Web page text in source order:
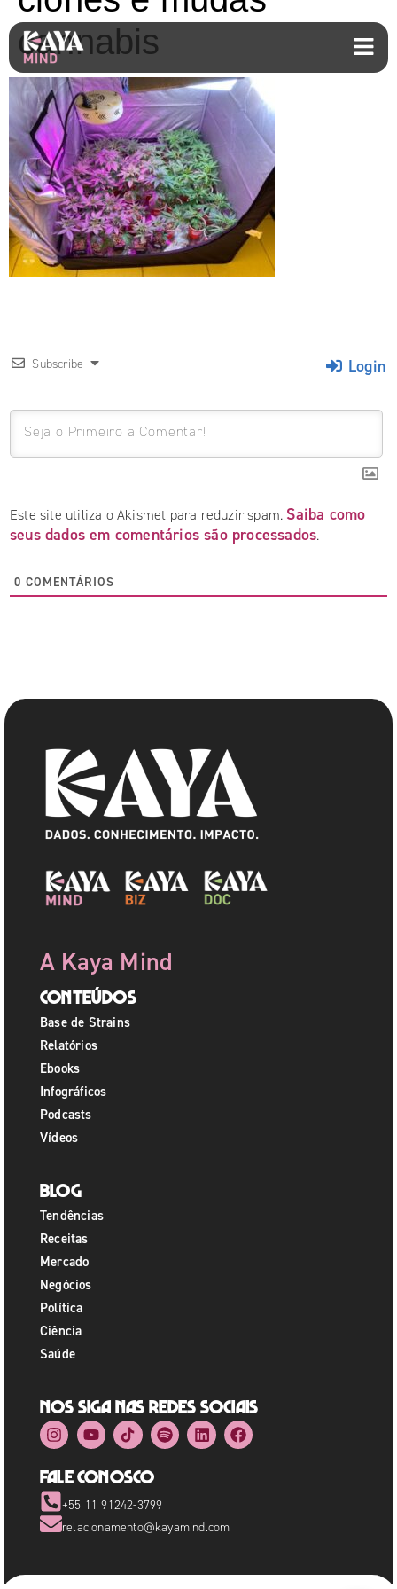
cannabis
Subscribe Login
Este site utiliza o Akismet para reduzir spam. Saiba como
seus dados em comentários são processados.
0 COMENTÁRIOS
A Kaya Mind
Conteúdos
Base de Strains
Relatórios
Ebooks
Infográficos
Podcasts
Vídeos
Blog
Tendências
Receitas
Mercado
Negócios
Política
Ciência
Saúde
Nos siga nas redes sociais
Fale Conosco
+55 11 91242-3799
relacionamento@kayamind.com